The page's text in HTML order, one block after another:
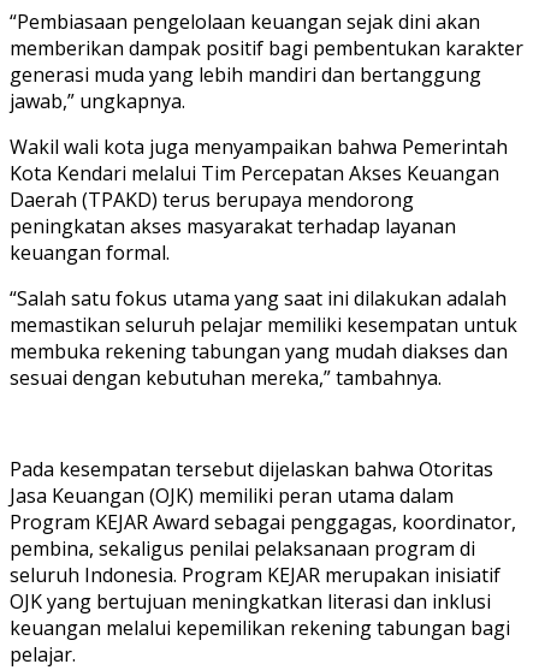
“Pembiasaan pengelolaan keuangan sejak dini akan
memberikan dampak positif bagi pembentukan karakter
generasi muda yang lebih mandiri dan bertanggung
jawab,” ungkapnya.
Wakil wali kota juga menyampaikan bahwa Pemerintah
Kota Kendari melalui Tim Percepatan Akses Keuangan
Daerah (TPAKD) terus berupaya mendorong
peningkatan akses masyarakat terhadap layanan
keuangan formal.
“Salah satu fokus utama yang saat ini dilakukan adalah
memastikan seluruh pelajar memiliki kesempatan untuk
membuka rekening tabungan yang mudah diakses dan
sesuai dengan kebutuhan mereka,” tambahnya.
Pada kesempatan tersebut dijelaskan bahwa Otoritas
Jasa Keuangan (OJK) memiliki peran utama dalam
Program KEJAR Award sebagai penggagas, koordinator,
pembina, sekaligus penilai pelaksanaan program di
seluruh Indonesia. Program KEJAR merupakan inisiatif
OJK yang bertujuan meningkatkan literasi dan inklusi
keuangan melalui kepemilikan rekening tabungan bagi
pelajar.